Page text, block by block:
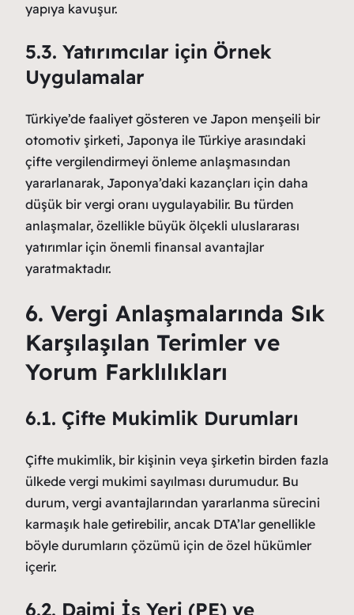
yapıya kavuşur.
5.3. Yatırımcılar için Örnek
Uygulamalar
Türkiye’de faaliyet gösteren ve Japon menşeili bir
otomotiv şirketi, Japonya ile Türkiye arasındaki
çifte vergilendirmeyi önleme anlaşmasından
yararlanarak, Japonya’daki kazançları için daha
düşük bir vergi oranı uygulayabilir. Bu türden
anlaşmalar, özellikle büyük ölçekli uluslararası
yatırımlar için önemli finansal avantajlar
yaratmaktadır.
6. Vergi Anlaşmalarında Sık
Karşılaşılan Terimler ve
Yorum Farklılıkları
6.1. Çifte Mukimlik Durumları
Çifte mukimlik, bir kişinin veya şirketin birden fazla
ülkede vergi mukimi sayılması durumudur. Bu
durum, vergi avantajlarından yararlanma sürecini
karmaşık hale getirebilir, ancak DTA’lar genellikle
böyle durumların çözümü için de özel hükümler
içerir.
6.2. Daimi İş Yeri (PE) ve